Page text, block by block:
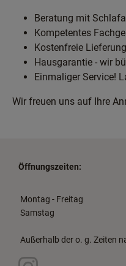
Beratung mit
Kompetentes
Kostenfreie
Hausgarantie - wir
Einmaliger Service!
Wir freuen uns auf Ihre
Öffnungszeiten:
Montag - Freitag
Samstag
Außerhalb der o. g. Zeiten